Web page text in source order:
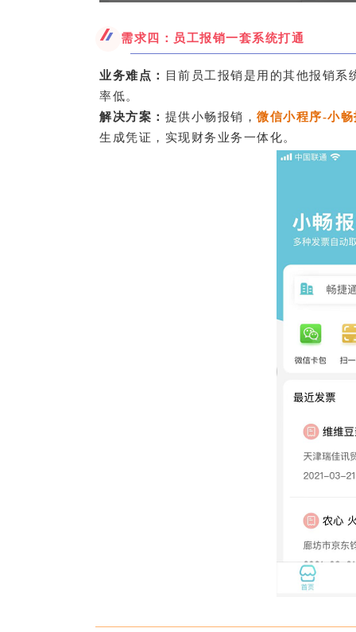
需求四：员工报销一套系统打通
业务难点：
目前员工报销是用的其他报销系
率低。
解决方案： 提供小畅报销， 微信小程序-小畅
生成凭证，实现财务业务一体化。